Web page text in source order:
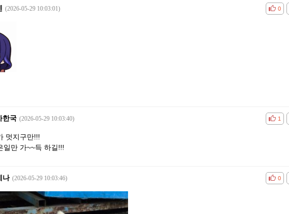
(2026-05-29 10:03:01) 비공감
0
한국 (2026-05-29 10:03:40) 비공감
1
멋지구만!!!
일만 가~~득 하길!!!
나 (2026-05-29 10:03:46) 비공감
0